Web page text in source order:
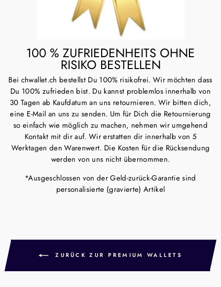
100 % ZUFRIEDENHEITS OHNE
RISIKO BESTELLEN
Bei chwallet.ch bestellst Du 100% risikofrei. Wir möchten dass
Du 100% zufrieden bist. Du kannst problemlos innerhalb von
30 Tagen ab Kaufdatum an uns retournieren. Wir bitten dich,
eine E-Mail an uns zu senden. Um für Dich die Retournierung
so einfach wie möglich zu machen, nehmen wir umgehend
Kontakt mit dir auf. Wir erstatten dir innerhalb von 5
Werktagen den Warenwert. Die Kosten für die Rücksendung
werden von uns nicht übernommen.
*Ausgeschlossen von der Geld-zurück-Garantie sind
personalisierte (gravierte) Artikel
ZURÜCK ZUR PREMIUM WALLETS